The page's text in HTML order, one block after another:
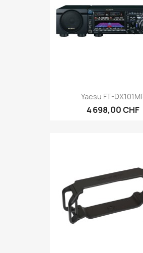
Yaesu FT-
4 698,00 CHF